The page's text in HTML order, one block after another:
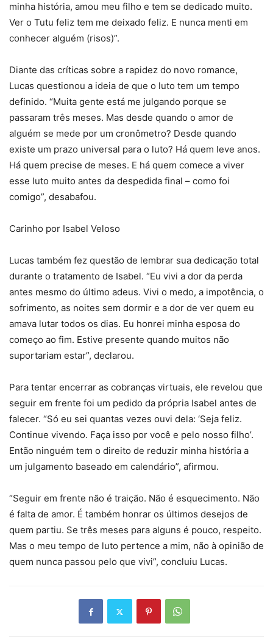
minha história, amou meu filho e tem se dedicado muito.
Ver o Tutu feliz tem me deixado feliz. E nunca menti em
conhecer alguém (risos)”.
Diante das críticas sobre a rapidez do novo romance,
Lucas questionou a ideia de que o luto tem um tempo
definido. “Muita gente está me julgando porque se
passaram três meses. Mas desde quando o amor de
alguém se mede por um cronômetro? Desde quando
existe um prazo universal para o luto? Há quem leve anos.
Há quem precise de meses. E há quem comece a viver
esse luto muito antes da despedida final – como foi
comigo”, desabafou.
Carinho por Isabel Veloso
Lucas também fez questão de lembrar sua dedicação total
durante o tratamento de Isabel. “Eu vivi a dor da perda
antes mesmo do último adeus. Vivi o medo, a impotência, o
sofrimento, as noites sem dormir e a dor de ver quem eu
amava lutar todos os dias. Eu honrei minha esposa do
começo ao fim. Estive presente quando muitos não
suportariam estar”, declarou.
Para tentar encerrar as cobranças virtuais, ele revelou que
seguir em frente foi um pedido da própria Isabel antes de
falecer. “Só eu sei quantas vezes ouvi dela: ‘Seja feliz.
Continue vivendo. Faça isso por você e pelo nosso filho’.
Então ninguém tem o direito de reduzir minha história a
um julgamento baseado em calendário”, afirmou.
“Seguir em frente não é traição. Não é esquecimento. Não
é falta de amor. É também honrar os últimos desejos de
quem partiu. Se três meses para alguns é pouco, respeito.
Mas o meu tempo de luto pertence a mim, não à opinião de
quem nunca passou pelo que vivi”, concluiu Lucas.